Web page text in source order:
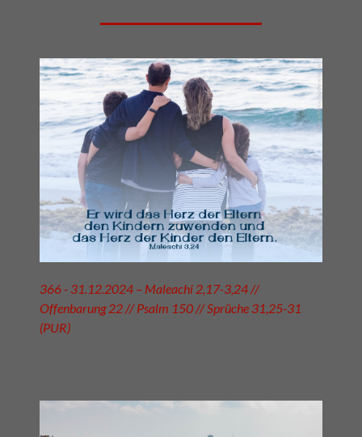
366 - 31.12.2024 – Maleachi 2,17-3,24 //
Offenbarung 22 // Psalm 150 // Sprüche 31,25-31
(PUR)